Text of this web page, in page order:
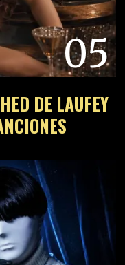
05
DE LAUFEY